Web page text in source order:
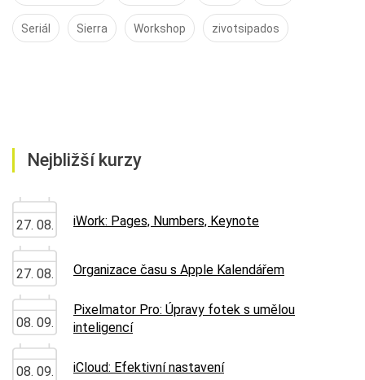
Seriál Sierra Workshop zivotsipados
Nejbližší kurzy
27. 08. iWork: Pages, Numbers, Keynote
27. 08. Organizace času s Apple Kalendářem
08. 09.
Pixelmator Pro: Úpravy fotek s umělou
inteligencí
08. 09. iCloud: Efektivní nastavení